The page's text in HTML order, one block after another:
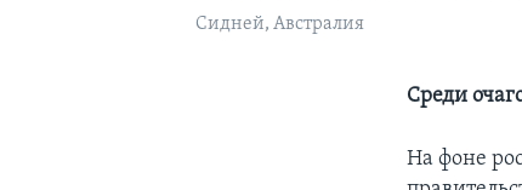
Сидней, Австралия
Среди
На фоне